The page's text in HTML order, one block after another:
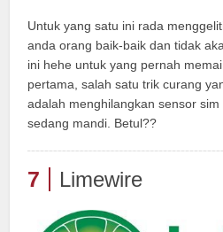
Untuk yang satu ini rada
anda orang baik-baik dan tidak
ini hehe untuk yang pernah
pertama, salah satu trik curang
adalah menghilangkan sensor
sedang mandi. Betul??
7 Limewire